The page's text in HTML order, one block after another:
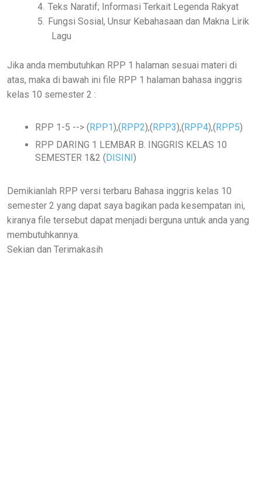
4. Teks Naratif; Informasi Terkait Legenda Rakyat
5. Fungsi Sosial, Unsur Kebahasaan dan Makna Lirik
Lagu
Jika anda membutuhkan RPP 1 halaman sesuai materi di
atas, maka di bawah ini file RPP 1 halaman bahasa inggris
kelas 10 semester 2 :
RPP 1-5 --> (RPP1),(RPP2),(RPP3),(RPP4),(RPP5)
RPP DARING 1 LEMBAR B. INGGRIS KELAS 10
SEMESTER 1&2 (DISINI)
Demikianlah RPP versi terbaru Bahasa inggris kelas 10
semester 2 yang dapat saya bagikan pada kesempatan ini,
kiranya file tersebut dapat menjadi berguna untuk anda yang
membutuhkannya.
Sekian dan Terimakasih